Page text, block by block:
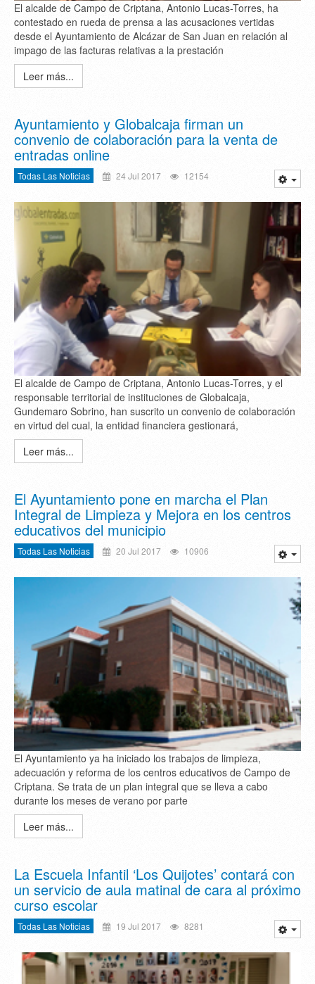
El alcalde de Campo de Criptana, Antonio Lucas-Torres, ha
contestado en rueda de prensa a las acusaciones vertidas
desde el Ayuntamiento de Alcázar de San Juan en relación al
impago de las facturas relativas a la prestación
Leer más...
Ayuntamiento y Globalcaja firman un
convenio de colaboración para la venta de
entradas online
Todas Las Noticias 24 Jul 2017 12154
El alcalde de Campo de Criptana, Antonio Lucas-Torres, y el
responsable territorial de instituciones de Globalcaja,
Gundemaro Sobrino, han suscrito un convenio de colaboración
en virtud del cual, la entidad financiera gestionará,
Leer más...
El Ayuntamiento pone en marcha el Plan
Integral de Limpieza y Mejora en los centros
educativos del municipio
Todas Las Noticias 20 Jul 2017 10906
El Ayuntamiento ya ha iniciado los trabajos de limpieza,
adecuación y reforma de los centros educativos de Campo de
Criptana. Se trata de un plan integral que se lleva a cabo
durante los meses de verano por parte
Leer más...
La Escuela Infantil ‘Los Quijotes’ contará con
un servicio de aula matinal de cara al próximo
curso escolar
Todas Las Noticias 19 Jul 2017 8281